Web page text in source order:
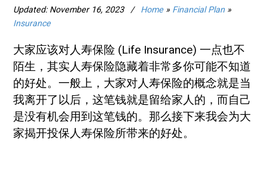
Updated: November 16, 2023 / Home» Financial Plan»
Insurance
大家应该对人寿保险 (Life Insurance) 一点也不
陌生，其实人寿保险隐藏着非常多你可能不知道
的好处。一般上，大家对人寿保险的概念就是当
我离开了以后，这笔钱就是留给家人的，而自己
是没有机会用到这笔钱的。那么接下来我会为大
家揭开投保人寿保险所带来的好处。